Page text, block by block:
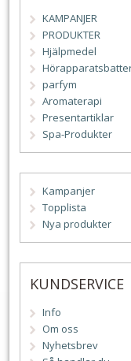
KAMPANJER
PRODUKTER
Hjälpmedel
parfym
Aromaterapi
Presentartiklar
Spa-Produkter
Kampanjer
Topplista
Nya produkter
KUNDSERVICE
Info
Om oss
Nyhetsbrev